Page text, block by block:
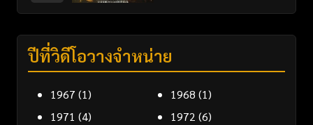
ปีที่วิดีโอวางจำหน่าย
1967 (1) 1968 (1)
1971 (4) 1972 (6)